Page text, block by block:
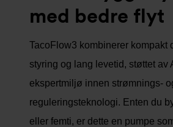
med bedre flyt
TacoFlow3 kombinerer kompakt
styring og lang levetid, støttet av
ekspertmiljø innen strømnings-
reguleringsteknologi. Enten du
eller femti, er dette en pumpe